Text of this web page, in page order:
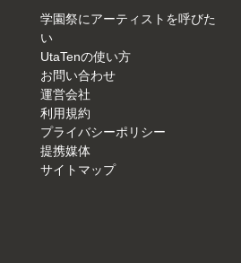
学園祭にアーティストを呼びた
い
UtaTenの使い方
お問い合わせ
運営会社
利用規約
プライバシーポリシー
提携媒体
サイトマップ